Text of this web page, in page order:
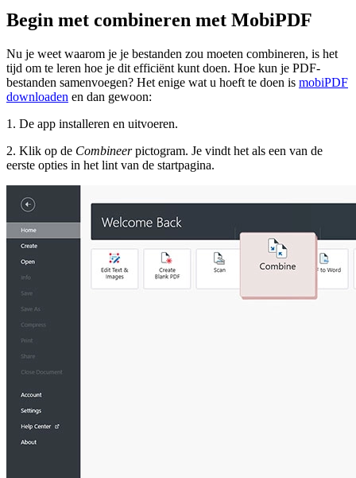
Begin met combineren met MobiPDF
Nu je weet waarom je je bestanden zou moeten combineren, is het
tijd om te leren hoe je dit efficiënt kunt doen. Hoe kun je PDF-
bestanden samenvoegen? Het enige wat u hoeft te doen is mobiPDF
downloaden en dan gewoon:
1. De app installeren en uitvoeren.
2. Klik op de Combineerpictogram. Je vindt het als een van de
eerste opties in het lint van de startpagina.